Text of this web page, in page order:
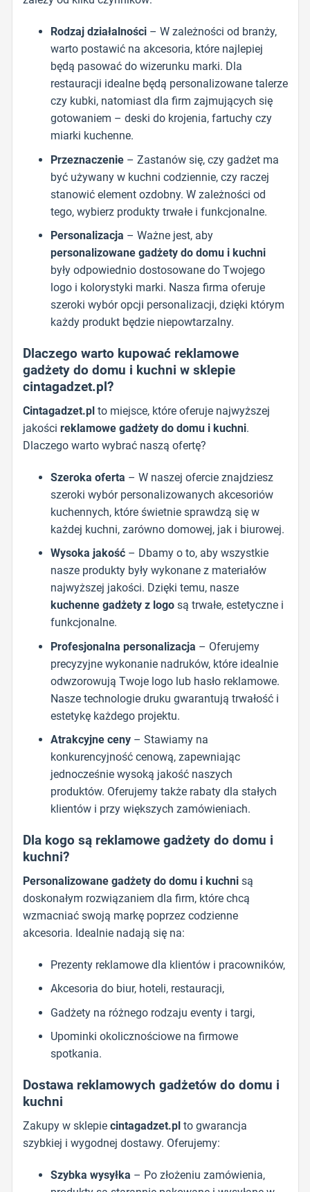
Rodzaj działalności– W zależności od branży,
warto postawić na akcesoria, które najlepiej
będą pasować do wizerunku marki. Dla
restauracji idealne będą personalizowane talerze
czy kubki, natomiast dla firm zajmujących się
gotowaniem – deski do krojenia, fartuchy czy
miarki kuchenne.
Przeznaczenie– Zastanów się, czy gadżet ma
być używany w kuchni codziennie, czy raczej
stanowić element ozdobny. W zależności od
tego, wybierz produkty trwałe i funkcjonalne.
Personalizacja – Ważne jest, aby
personalizowane gadżety do domu i kuchni
były odpowiednio dostosowane do Twojego
logo i kolorystyki marki. Nasza firma oferuje
szeroki wybór opcji personalizacji, dzięki którym
każdy produkt będzie niepowtarzalny.
Dlaczego warto kupować reklamowe
gadżety do domu i kuchni w sklepie
cintagadzet.pl?
Cintagadzet.plto miejsce, które oferuje najwyższej
jakości reklamowe gadżety do domu i kuchni.
Dlaczego warto wybrać naszą ofertę?
Szeroka oferta – W naszej ofercie znajdziesz
szeroki wybór personalizowanych akcesoriów
kuchennych, które świetnie sprawdzą się w
każdej kuchni, zarówno domowej, jak i biurowej.
Wysoka jakość– Dbamy o to, aby wszystkie
nasze produkty były wykonane z materiałów
najwyższej jakości. Dzięki temu, nasze
kuchenne gadżety z logosą trwałe, estetyczne i
funkcjonalne.
Profesjonalna personalizacja – Oferujemy
precyzyjne wykonanie nadruków, które idealnie
odwzorowują Twoje logo lub hasło reklamowe.
Nasze technologie druku gwarantują trwałość i
estetykę każdego projektu.
Atrakcyjne ceny– Stawiamy na
konkurencyjność cenową, zapewniając
jednocześnie wysoką jakość naszych
produktów. Oferujemy także rabaty dla stałych
klientów i przy większych zamówieniach.
Dla kogo są reklamowe gadżety do domu i
kuchni?
Personalizowane gadżety do domu i kuchnisą
doskonałym rozwiązaniem dla firm, które chcą
wzmacniać swoją markę poprzez codzienne
akcesoria. Idealnie nadają się na:
Prezenty reklamowe dla klientów i pracowników,
Akcesoria do biur, hoteli, restauracji,
Gadżety na różnego rodzaju eventy i targi,
Upominki okolicznościowe na firmowe
spotkania.
Dostawa reklamowych gadżetów do domu i
kuchni
Zakupy w sklepie cintagadzet.plto gwarancja
szybkiej i wygodnej dostawy. Oferujemy:
Szybka wysyłka – Po złożeniu zamówienia,